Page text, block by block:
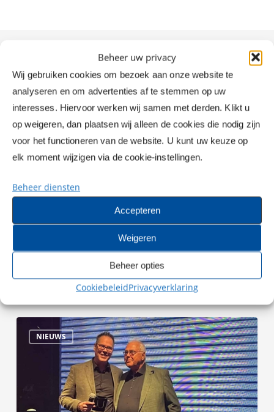
Beheer uw privacy
Wij gebruiken cookies om bezoek aan onze website te
analyseren en om advertenties af te stemmen op uw
interesses. Hiervoor werken wij samen met derden. Klikt u
op weigeren, dan plaatsen wij alleen de cookies die nodig zijn
voor het functioneren van de website. U kunt uw keuze op
elk moment wijzigen via de cookie-instellingen.
Beheer diensten
Accepteren
Weigeren
Beheer opties
CookiebeleidPrivacyverklaring
NIEUWS
breidt
uit
met
overname
Bonarius
Sureserve breidt uit met
overname Bonarius
NIEUWS
jarig